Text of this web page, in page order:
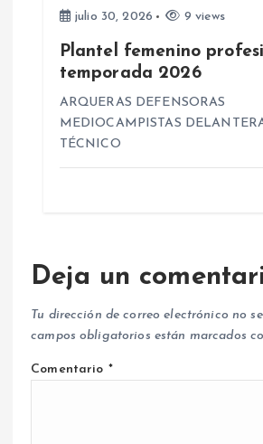
julio 30, 2026 9 views
Plantel femenino
temporada 2026
ARQUERAS DEFENSORAS
MEDIOCAMPISTAS
TÉCNICO
Deja un
Tu dirección de correo electrónico no
campos obligatorios están marcados
Comentario *